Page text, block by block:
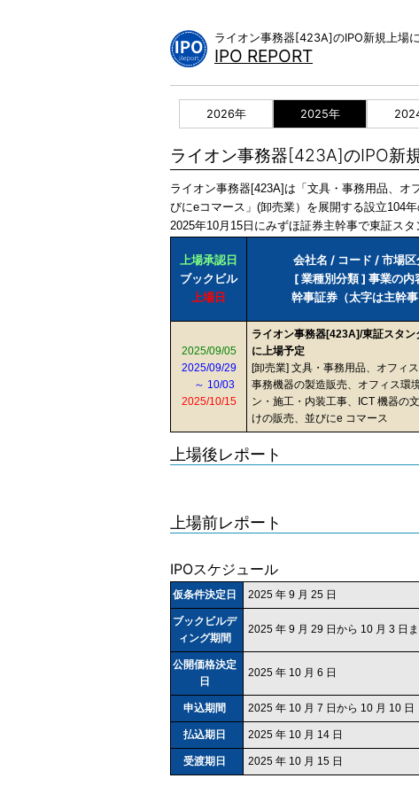
ライオン事務器[423A]のIPO新規上場
IPO REPORT
2026年 2025年
ライオン事務器[423A]のIPO新
ライオン事務器[423A]は「文具・事務用品、オ
びにeコマース」(卸売業）を展開する設立104年
2025年10月15日にみずほ証券主幹事で東証スタ
上場承認日
ブックビル
上場日
会社名 / コード / 市場区
[ 業種別分類 ] 事業の内
幹事証券（太字は主幹事
2025/09/05
2025/09/29
～ 10/03
2025/10/15
ライオン事務器[423A]/東証スタン
に上場予定
[卸売業] 文具・事務用品、オフィ
事務機器の製造販売、オフィス環
ン・施工・内装工事、ICT 機器の
けの販売、並びにe コマース
上場後レポート
上場前レポート
IPOスケジュール
仮条件決定日 2025 年 9 月 25 日
ブックビルデ
ィング期間
2025 年 9 月 29 日から 10 月 3 日
公開価格決定
日
2025 年 10 月 6 日
申込期間 2025 年 10 月 7 日から 10 月 10 日
払込期日 2025 年 10 月 14 日
受渡期日 2025 年 10 月 15 日